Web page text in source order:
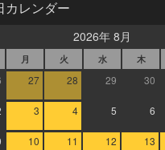
カレンダー
2026年 8月
月 火 水 木
27 28 29 30
3 4 5 6
10 11 12 13